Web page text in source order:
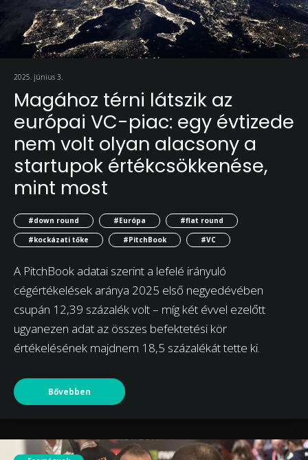
2025. június 3.
Magához térni látszik az
európai VC-piac: egy évtizede
nem volt olyan alacsony a
startupok értékcsökkenése,
mint most
#down round #Európa
#flat round
#kockázati tőke
#PitchBook #VC
A PitchBook adatai szerint a lefelé irányuló
cégértékelések aránya 2025 első negyedévében
csupán 12,39 százalék volt – míg két évvel ezelőtt
ugyanezen adat az összes befektetési kör
értékelésének majdnem 18,5 százalékát tette ki.
Bővebben